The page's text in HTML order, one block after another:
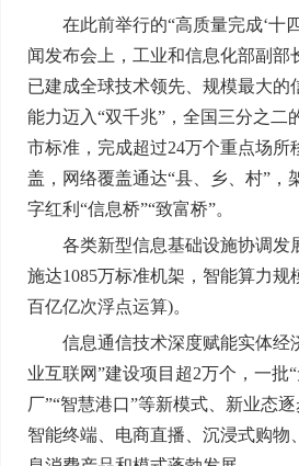
在此前举行的“高质量完成‘十四
闻发布会上，工业和信息化部副部
已建成全球技术领先、规模最大的
能力迈入“双千兆”，全国三分之二
市标准，完成超过24万个重点场所
盖，网络覆盖通达“县、乡、村”，
字红利“信息桥”“致富桥”。
各类新型信息基础设施协调发
施达1085万标准机架，智能算力规
百亿亿次浮点运算)。
信息通信技术深度赋能实体经
业互联网”建设项目超2万个，一批
厂”“智慧港口”等新模式、新业态
智能终端、电商直播、沉浸式购物